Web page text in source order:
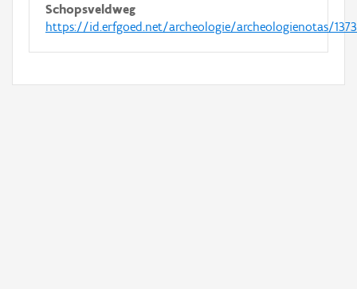
Schopsveldweg
https://id.erfgoed.net/archeologie/archeologienotas/